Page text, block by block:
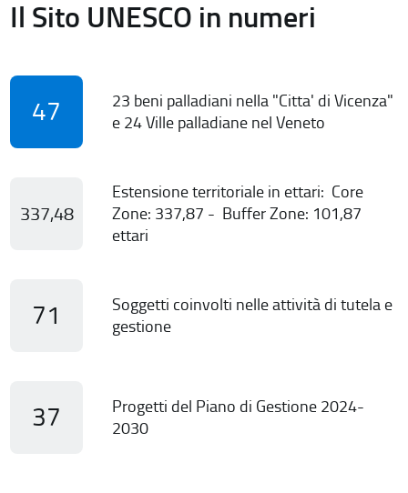
Il Sito UNESCO in numeri
47
23 beni palladiani nella "Citta' di Vicenza"
e 24 Ville palladiane nel Veneto
337,48
Estensione territoriale in ettari: Core
Zone: 337,87 - Buffer Zone: 101,87
ettari
71
Soggetti coinvolti nelle attività di tutela e
gestione
37
Progetti del Piano di Gestione 2024-
2030